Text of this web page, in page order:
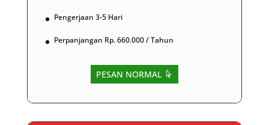
Pengerjaan 3-5 Hari
Perpanjangan Rp. 660.000 / Tahun
PESAN NORMAL